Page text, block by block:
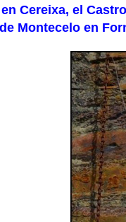
Cereixa, el
Montecelo en